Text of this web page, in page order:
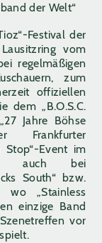
der Welt“
Festival der
vom
regelmäßigen
zum
offiziellen
dem „B.O.S.C.
Jahre Böhse
Frankfurter
Event im
auch bei
South“ bzw.
wo „Stainless
einzige Band
vor